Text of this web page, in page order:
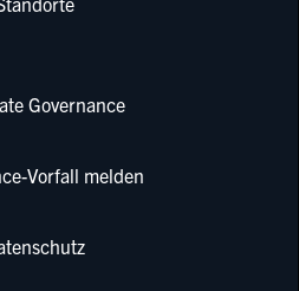
Governance
Vorfall melden